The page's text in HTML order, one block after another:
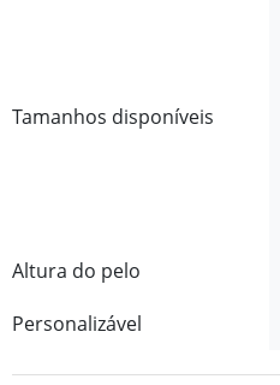
Tamanhos disponíveis
Altura do pelo
Personalizável